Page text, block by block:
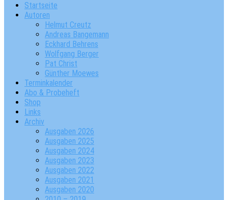
Startseite
Autoren
Helmut Creutz
Andreas Bangemann
Eckhard Behrens
Wolfgang Berger
Pat Christ
Günther Moewes
Terminkalender
Abo & Probeheft
Shop
Links
Archiv
Ausgaben 2026
Ausgaben 2025
Ausgaben 2024
Ausgaben 2023
Ausgaben 2022
Ausgaben 2021
Ausgaben 2020